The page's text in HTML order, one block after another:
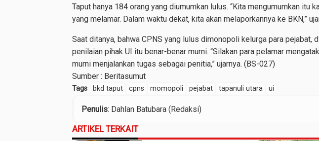
Taput hanya 184 orang yang diumumkan lulus. “Kita mengumumkan itu
yang melamar. Dalam waktu dekat, kita akan melaporkannya ke BKN,”
Saat ditanya, bahwa CPNS yang lulus dimonopoli kelurga para pejabat,
penilaian pihak UI itu benar-benar murni. “Silakan para pelamar
murni menjalankan tugas sebagai penitia,” ujarnya. (BS-027)
Sumber : Beritasumut
Tags bkd taput cpns momopoli pejabat tapanuli utara ui
Penulis: Dahlan Batubara (Redaksi)
ARTIKEL TERKAIT